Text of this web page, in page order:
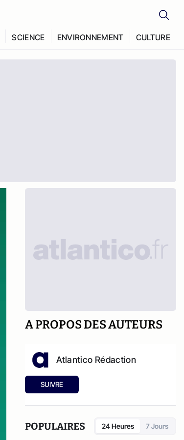
SCIENCE ENVIRONNEMENT CULTURE
A PROPOS DES AUTEURS
Atlantico Rédaction
SUIVRE
POPULAIRES 24 Heures 7 Jours